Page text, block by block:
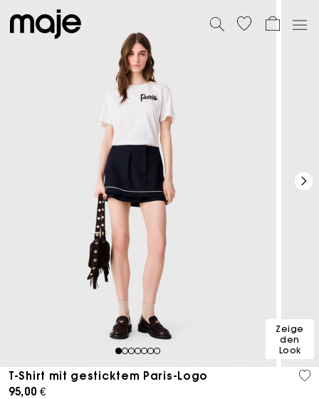
1234567
Zeige
den
Look
T-Shirt mit gesticktem Paris-Logo
95,00 €